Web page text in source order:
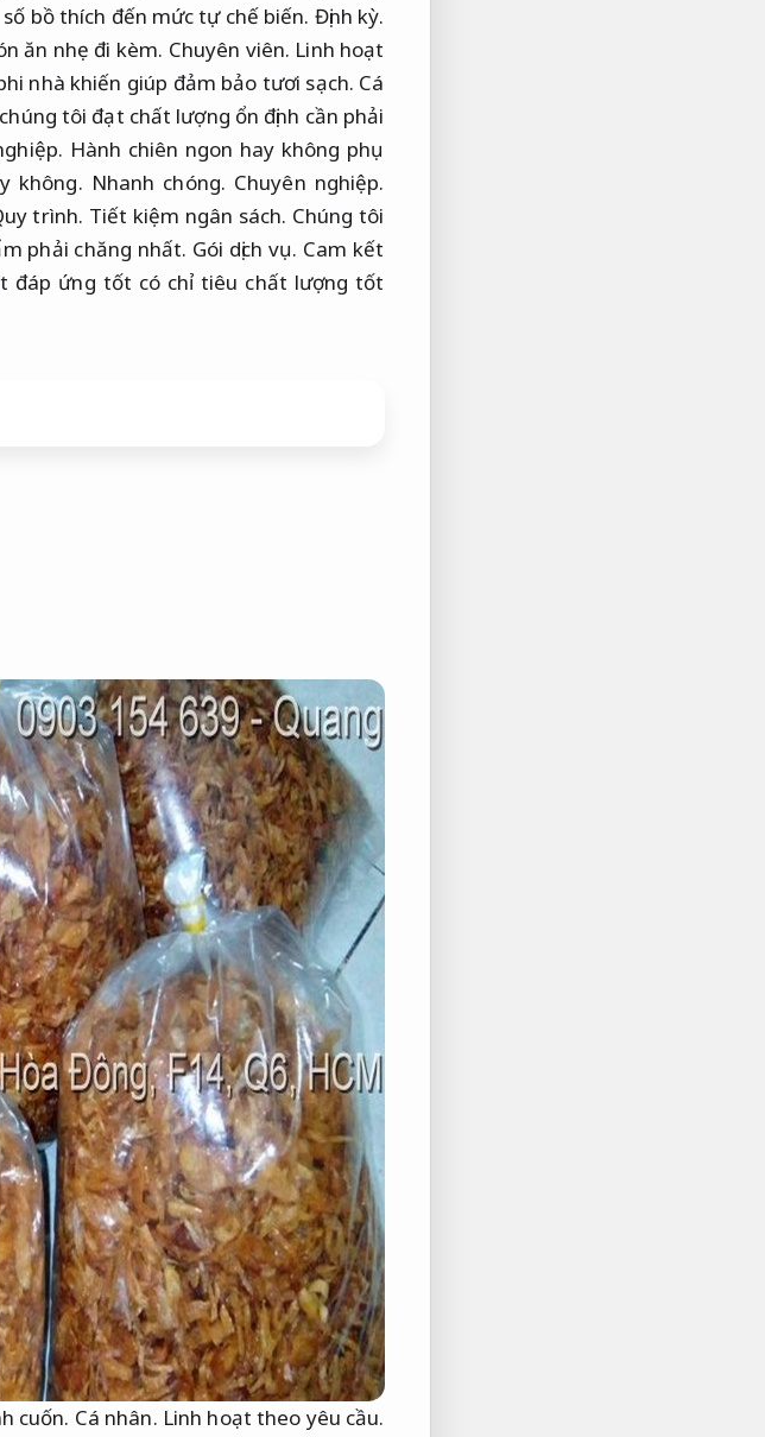
bồ thích đến mức tự chế biến. Định kỳ.
ăn nhẹ đi kèm. Chuyên viên. Linh hoạt
nhà khiến giúp đảm bảo tươi sạch. Cá
tôi đạt chất lượng ổn định cần phải
Hành chiên ngon hay không phụ
không. Nhanh chóng. Chuyên nghiệp.
trình. Tiết kiệm ngân sách. Chúng tôi
phải chăng nhất. Gói dịch vụ. Cam kết
đáp ứng tốt có chỉ tiêu chất lượng tốt
cuốn. Cá nhân. Linh hoạt theo yêu cầu.